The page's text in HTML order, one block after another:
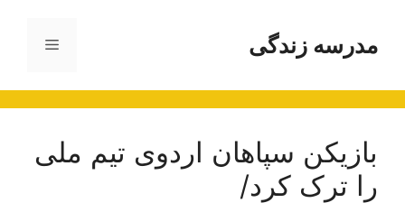
محتوامدرسه زندگی فهرست
بازیکن سپاهان اردوی تیم ملی
را ترک کرد/